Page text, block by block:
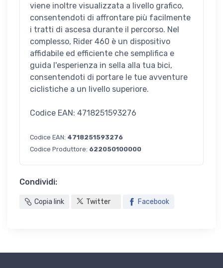
viene inoltre visualizzata a livello grafico,
consentendoti di affrontare più facilmente
i tratti di ascesa durante il percorso. Nel
complesso, Rider 460 è un dispositivo
affidabile ed efficiente che semplifica e
guida l'esperienza in sella alla tua bici,
consentendoti di portare le tue avventure
ciclistiche a un livello superiore.
Codice EAN: 4718251593276
Codice EAN: 4718251593276
Codice Produttore: 622050100000
Condividi:
Copia link Twitter Facebook